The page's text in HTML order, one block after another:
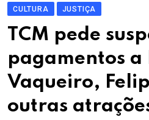
CULTURA JUSTIÇA
TCM pede
pagamentos a
Vaqueiro,
outras